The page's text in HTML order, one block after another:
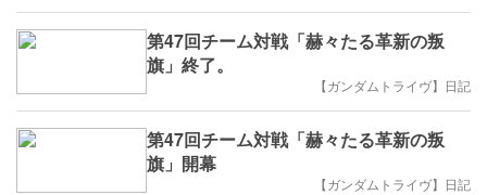
第47回チーム対戦「赫々たる革新の叛
旗」終了。
【ガンダムトライヴ】日記
第47回チーム対戦「赫々たる革新の叛
旗」開幕
【ガンダムトライヴ】日記